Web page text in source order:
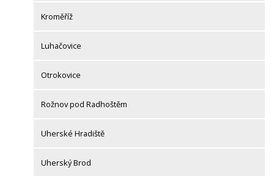
Kroměříž
Luhačovice
Otrokovice
Rožnov pod Radhoštěm
Uherské Hradiště
Uherský Brod